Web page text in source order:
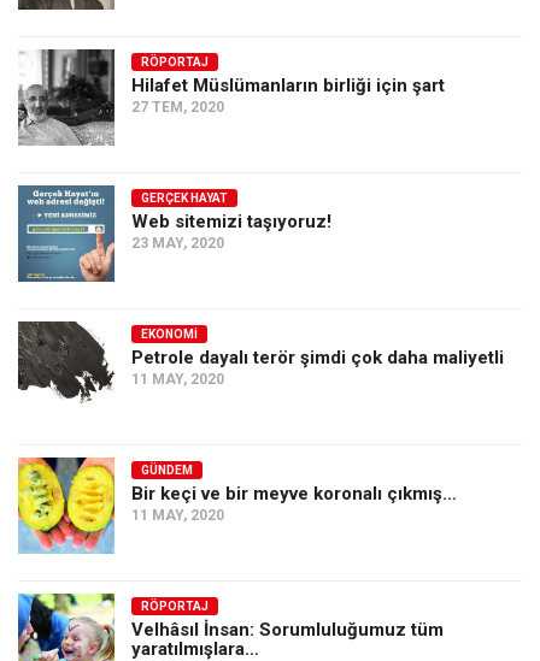
RÖPORTAJ
Hilafet Müslümanların birliği için şart
27 TEM, 2020
GERÇEK HAYAT
Web sitemizi taşıyoruz!
23 MAY, 2020
EKONOMI
Petrole dayalı terör şimdi çok daha maliyetli
11 MAY, 2020
GÜNDEM
Bir keçi ve bir meyve koronalı çıkmış…
11 MAY, 2020
RÖPORTAJ
Velhâsıl İnsan: Sorumluluğumuz tüm
yaratılmışlara…